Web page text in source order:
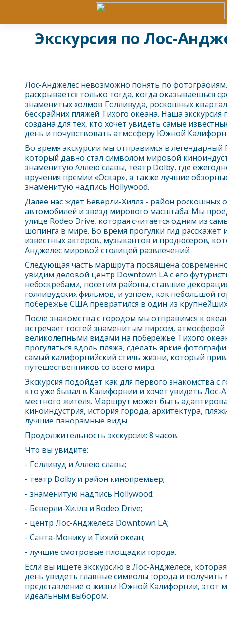
Экскурсия по Лос-
Лос-Анджелесневозможно понять по
раскрывается только тогда, когда оказываешься
знаменитых холмов Голливуда, роскошных
бескрайних пляжей Тихого океана. Наша экскурсия
создана для тех, кто хочет увидеть самые
день и почувствовать атмосферу Южной
Во время экскурсии мы отправимся в легендарный
который давно стал символом мировой
знаменитую Аллею славы, театр Dolby, где
вручения премии «Оскар», а также лучшие
знаменитую надпись Hollywood.
Далее нас ждет Беверли-Хиллз - район роскошных
автомобилей и звезд мирового масштаба. Мы
улице Rodeo Drive, которая считается одним из
шопинга в мире. Во время прогулки гид расскажет
известных актеров, музыкантов и продюсеров,
Анджелесмировой столицей развлечений.
Следующая часть маршрута посвящена
увидим деловой центр Downtown LA с его
небоскребами, посетим районы, ставшие
голливудских фильмов, и узнаем, как небольшой
побережье США превратился в один из
После знакомства с городом мы отправимся к
встречает гостей знаменитым пирсом, атмосферой
великолепными видами на побережье Тихого
прогуляться вдоль пляжа, сделать яркие
самый калифорнийский стиль жизни, который
путешественников со всего мира.
Экскурсия подойдет как для первого знакомства с
кто уже бывал в Калифорнии и хочет увидеть Лос-
местного жителя. Маршрут может быть
киноиндустрия, история города, архитектура,
лучшие панорамные виды.
Продолжительность экскурсии: 8 часов.
Что вы увидите:
- Голливуд и Аллею славы;
- театр Dolby и район кинопремьер;
- знаменитую надпись Hollywood;
- Беверли-Хиллз и Rodeo Drive;
- центр Лос-Анджелеса Downtown LA;
- Санта-Монику и Тихий океан;
- лучшие смотровые площадки города.
Если вы ищете экскурсию в Лос-Анджелесе,
день увидеть главные символы города и
представление о жизни Южной Калифорнии, этот
идеальным выбором.